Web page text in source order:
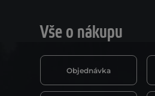
Vše o nákupu
Objednávka